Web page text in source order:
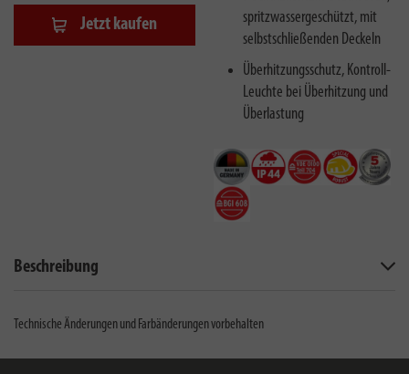
Jetzt kaufen
spritzwassergeschützt, mit
selbstschließenden Deckeln
Überhitzungsschutz, Kontroll-
Leuchte bei Überhitzung und
Überlastung
Beschreibung
Technische Änderungen und Farbänderungen vorbehalten